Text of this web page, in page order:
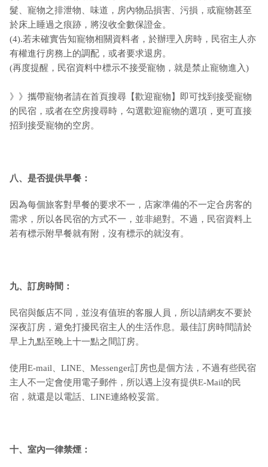
髮、寵物之排泄物、味道，房內物品損害、污損，或寵物甚至
於床上睡過之痕跡，將沒收全數保證金。
(4).若未確實告知寵物相關資料者，於辦理入房時，民宿主人亦
有權進行房務上的調配，或者要求退房。
(再度提醒，民宿資料中標示不接受寵物，就是禁止寵物進入)
》》攜帶寵物者請在首頁搜尋【歡迎寵物】即可找到接受寵物
的民宿，或者在空房搜尋時，勾選歡迎寵物的選項，更可直接
招到接受寵物的空房。
八、是否提供早餐：
因為每個旅客對早餐的要求不一，店家準備的不一定合房客的
需求，所以各民宿的方式不一，並非絕對。不過，民宿資料上
若有標示附早餐就有附，沒有標示的就沒有。
九、訂房時間：
民宿與飯店不同，並沒有值班的客服人員，所以請網友不要於
深夜訂房，避免打擾民宿主人的生活作息。最佳訂房時間請於
早上九點至晚上十一點之間訂房。
使用E-mail、LINE、Messenger訂房也是個方法，不過有些民宿
主人不一定會使用電子郵件，所以遇上沒有提供E-Mail的民
宿，就還是以電話、LINE連絡較妥當。
十、室內一律禁煙：